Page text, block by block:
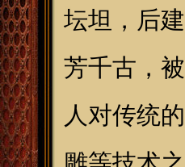
坛坦，后
芳千古，
人对传统